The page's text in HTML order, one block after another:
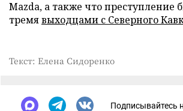
Mazda, а также что преступление
тремявыходцами с Северного
Текст: Елена Сидоренко
Подписывайтесь